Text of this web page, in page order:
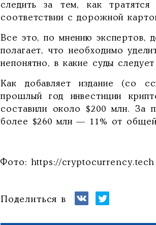
следить за тем, как тратятся
соответствии с дорожной
Все это, по мнению экспертов,
полагает, что необходимо
непонятно, в какие суды
Как добавляет издание (со
прошлый год инвестиции
составили около $200 млн. За
более $260 млн — 11% от
Фото: https://cryptocurrency.tech
Поделиться в